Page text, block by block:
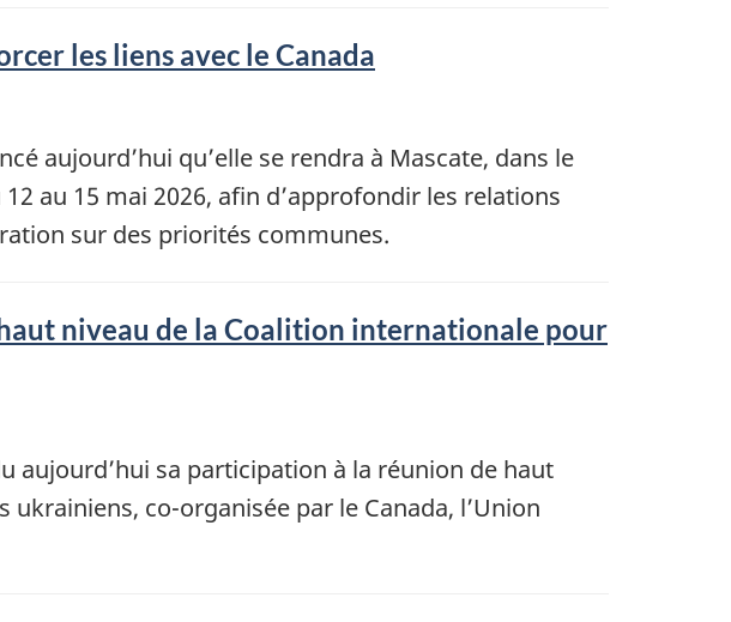
les liens avec le Canada
aujourd’hui qu’elle se rendra à Mascate, dans le
au 15 mai 2026, afin d’approfondir les relations
sur des priorités communes.
niveau de la Coalition internationale pour
aujourd’hui sa participation à la réunion de haut
co-organisée par le Canada, l’Union